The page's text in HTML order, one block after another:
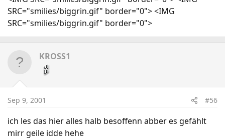
SRC="smilies/biggrin.gif" border="0"> <IMG
SRC="smilies/biggrin.gif" border="0">
KROSS1
Sep 9, 2001 #56
ich les das hier alles halb besoffenn abber es gefählt
mirr geile idde hehe